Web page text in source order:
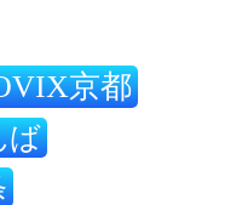
京都
ば